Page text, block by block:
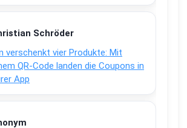
Schröder
verschenkt vier Produkte: Mit
QR-Code landen die Coupons in
App